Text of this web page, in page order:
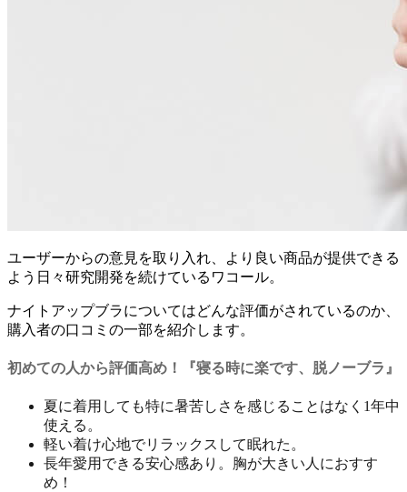
ユーザーからの意見を取り入れ、より良い商品が提供できる
よう日々研究開発を続けているワコール。
ナイトアップブラについてはどんな評価がされているのか、
購入者の口コミの一部を紹介します。
初めての人から評価高め！『寝る時に楽です、脱ノーブラ』
夏に着用しても特に暑苦しさを感じることはなく1年中
使える。
軽い着け心地でリラックスして眠れた。
長年愛用できる安心感あり。胸が大きい人におすす
め！